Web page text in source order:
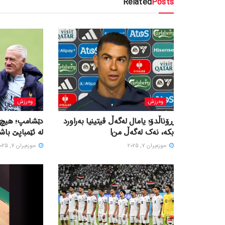
وەرزش
ڕۆناڵدۆ؛ یامال لەگەڵ ڤیتینیا بەراورد
بکە، نەک لەگەڵ من!
حوزه‌یران 7, 2025
وەرزش
دێشامپ؛ هیچ
لە ئێمباپێ
حوزه‌یران 7, 2025